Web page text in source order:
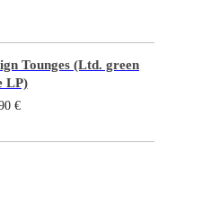
Tounges (Ltd. green
LP)
€